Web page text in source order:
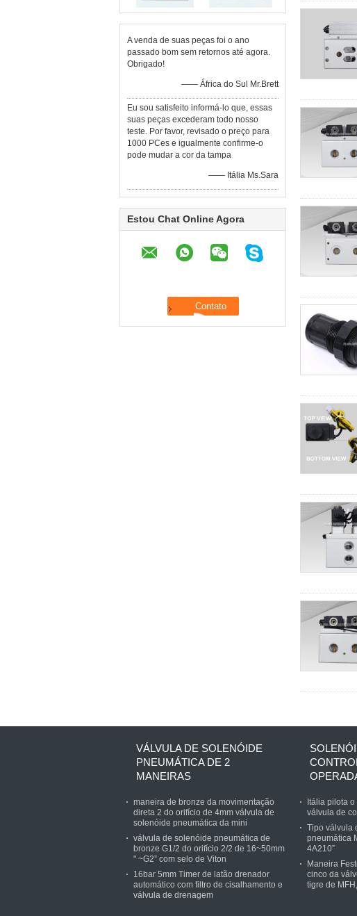
A venda de suas peças foi o ano
passado bom sem retornos até agora.
Obrigado!
—— África do Sul Mr.Brett
Eu sou satisfeito informá-lo que, essas
suas peças excederam todo nosso
teste. Por favor, revisado o preço para
1000 PCes e igualmente confirme-o
pode mudar a cor da tampa
—— Itália Ms.Sara
Estou Chat Online Agora
VÁLVULA DE SOLENÓIDE
PNEUMÁTICA DE 2
MANEIRAS
maneira de bronze da movimentação
direta 2 do orifício de 4mm válvula de
solenóide pneumática da mini
válvula de solenóide pneumática de
bronze G1/2 do orifício 2/2 de 16~50mm
" ~G2” com selo de Viton
16bar 5mm Timer de latão drenador
automático com filtro de cisalhamento e
válvula de drenagem
Itália pilota
válvula de
Tipo válvula
pneumática
4A210”
Maneira
cinco da
tigre de